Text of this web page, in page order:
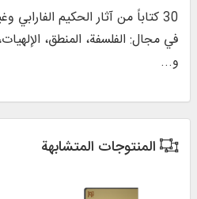
30 کتاباً من آثار الحکیم
في مجال: الفلسفة، المنطق،
و...
المنتوجات المتشابهة